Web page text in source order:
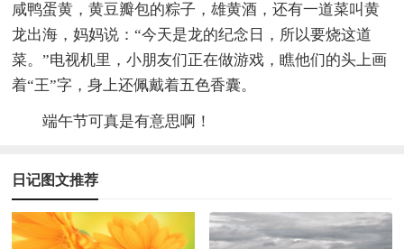
咸鸭蛋黄，黄豆瓣包的粽子，雄黄酒，还有一道菜叫黄
龙出海，妈妈说：“今天是龙的纪念日，所以要烧这道
菜。”电视机里，小朋友们正在做游戏，瞧他们的头上画
着“王”字，身上还佩戴着五色香囊。
端午节可真是有意思啊！
日记图文推荐